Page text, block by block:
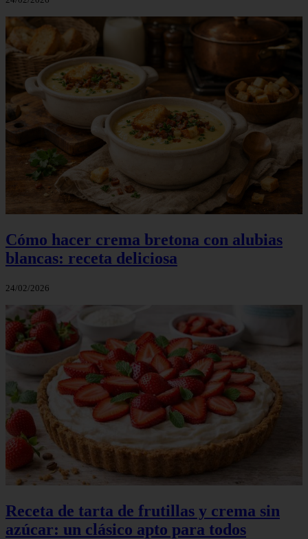
Cómo hacer crema bretona con alubias
blancas: receta deliciosa
24/02/2026
Receta de tarta de frutillas y crema sin
azúcar: un clásico apto para todos